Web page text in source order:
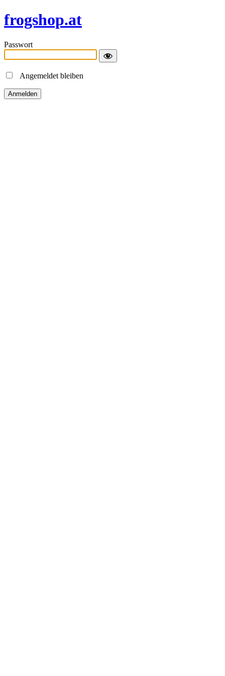
frogshop.at
Passwort
Angemeldet bleiben